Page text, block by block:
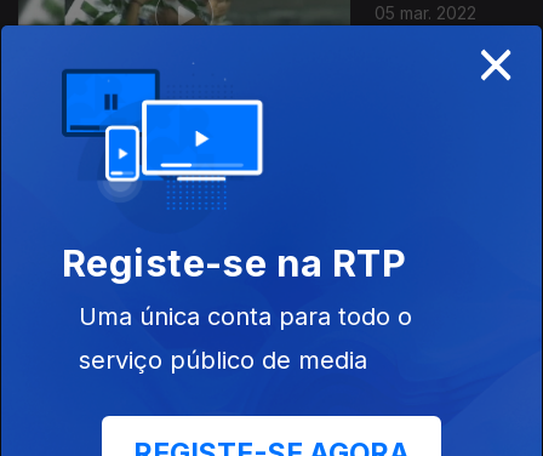
05 mar. 2022
12 fev. 2022
Com Fary
×
Registe-se na RTP
Uma única conta para todo o
serviço público de media